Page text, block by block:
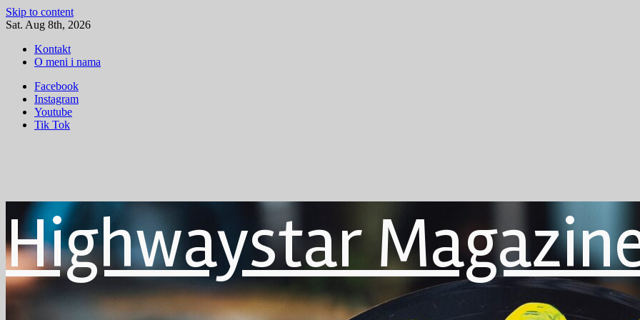
Skip to content
Sat. Aug 8th, 2026
Kontakt
O meni i nama
Facebook
Instagram
Youtube
Tik Tok
Highwaystar